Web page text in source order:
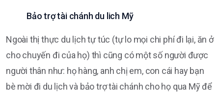
Bảo trợ tài chánh du lich Mỹ
Ngoài thị thực du lịch tự túc (tự lo mọi chi phí đi lại, ăn ở
cho chuyến đi của họ) thì cũng có một số người được
người thân như: họ hàng, anh chị em, con cái hay bạn
bè mời đi du lịch và bảo trợ tài chánh cho họ qua Mỹ để